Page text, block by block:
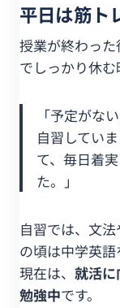
平日は筋ト
授業が終わっ
でしっかり休む
「予定がな
自習してい
て、毎日着
た。」
自習では、文
の頃は中学英語
現在は、 就活に
勉強中です。